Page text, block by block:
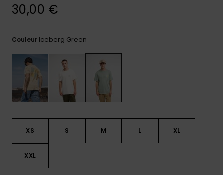
aux
fréquentes
formulaire
de
contact.
la FAQ
30,00 €
Couleur Iceberg Green
XS S M L XL
XXL